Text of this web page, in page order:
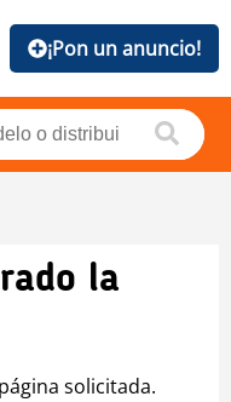
¡Pon un anuncio!
la
solicitada.